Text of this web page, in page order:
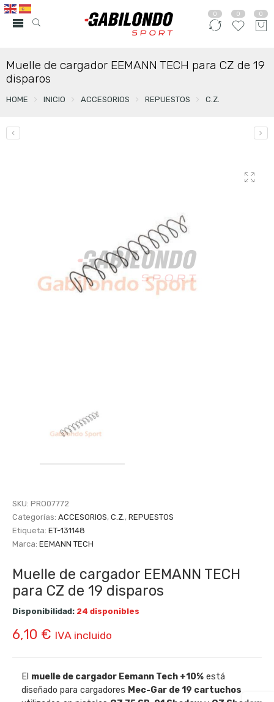
0 0 0
Muelle de cargador EEMANN TECH para CZ de 19
disparos
HOME INICIO ACCESORIOS REPUESTOS C.Z.
SKU: PRO07772
Categorías: ACCESORIOS, C.Z. , REPUESTOS
Etiqueta: ET-131148
Marca: EEMANN TECH
Muelle de cargador EEMANN TECH
para CZ de 19 disparos
Disponibilidad: 24 disponibles
6,10 € IVA incluido
El muelle de cargador Eemann Tech +10% está
diseñado para cargadores Mec-Gar de 19 cartuchos